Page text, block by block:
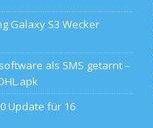
Galaxy S3 Wecker
als SMS getarnt –
Update für 16